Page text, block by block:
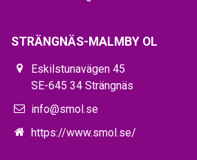
STRÄNGNÄS-MALMBY OL
Eskilstunavägen 45
SE-645 34 Strängnäs
info@smol.se
https://www.smol.se/